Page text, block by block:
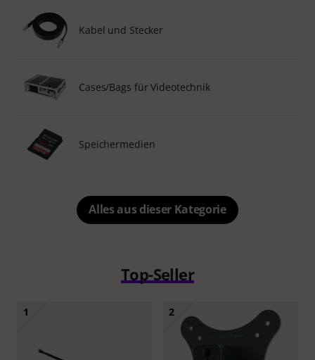
Kabel und Stecker
Cases/Bags für Videotechnik
Speichermedien
Alles aus dieser Kategorie
Top-Seller
1 2